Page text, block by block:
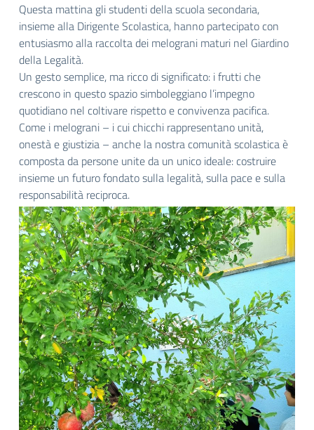
Questa mattina gli studenti della scuola secondaria,
insieme alla Dirigente Scolastica, hanno partecipato con
entusiasmo alla raccolta dei melograni maturi nel Giardino
della Legalità.
Un gesto semplice, ma ricco di significato: i frutti che
crescono in questo spazio simboleggiano l’impegno
quotidiano nel coltivare rispetto e convivenza pacifica.
Come i melograni – i cui chicchi rappresentano unità,
onestà e giustizia – anche la nostra comunità scolastica è
composta da persone unite da un unico ideale: costruire
insieme un futuro fondato sulla legalità, sulla pace e sulla
responsabilità reciproca.